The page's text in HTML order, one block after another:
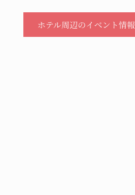
ホテル周辺のイベント情報